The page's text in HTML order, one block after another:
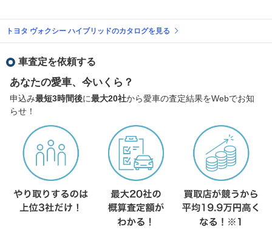
トヨタ ヴォクシー ハイブリッドのカタログを見る
車査定を依頼する
あなたの愛車、今いくら？
申込み最短3時間後に最大20社から愛車の査定結果をWebでお知
らせ！